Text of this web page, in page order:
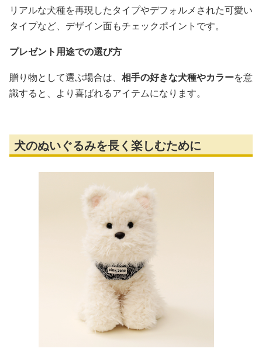
リアルな犬種を再現したタイプやデフォルメされた可愛い
タイプなど、デザイン面もチェックポイントです。
プレゼント用途での選び方
贈り物として選ぶ場合は、 相手の好きな犬種やカラーを意
識すると、より喜ばれるアイテムになります。
犬のぬいぐるみを長く楽しむために